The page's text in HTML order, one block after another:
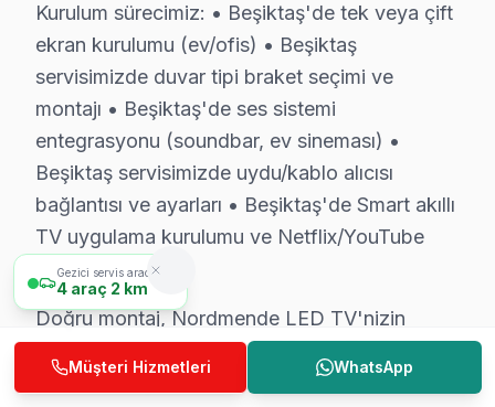
Yazılım Müdahalesi: Smart LED TV platformunda
LED ve Aydınlatma: Backlight şerit tamiri veya
» Beşiktaş ve çevre mahallelere aynı gün servis
Beşiktaş'de Nordmende TV Tamir Maliyetleri
Beşiktaş'de Nordmende televizyon paneli tamiri
Teşhis ücretsiz. Cihazınızı inceledikten sonra arıza
Fiyatlar neye göre değişir: Arıza tipi, ekran boyutu
Ödeme kolaylığı: Kredi kartı, havale ve NFC ödeme
Garanti dahil: Verdiğimiz her fiyata 6 ay işçilik ve 1-2
» Beşiktaş'de aynı gün teşhis, şeffaf fiyat teklifi ve
Kurulum sürecimiz: • Beşiktaş'de tek veya çift
ekran kurulumu (ev/ofis) • Beşiktaş
servisimizde duvar tipi braket seçimi ve
montajı • Beşiktaş'de ses sistemi
entegrasyonu (soundbar, ev sineması) •
Beşiktaş servisimizde uydu/kablo alıcısı
bağlantısı ve ayarları • Beşiktaş'de Smart akıllı
TV uygulama kurulumu ve Netflix/YouTube
yapılandırması
Doğru montaj, Nordmende LED TV'nizin
performansını doğrudan etkiler — Beşiktaş'de
randevu oluşturun.
Gezici servis aracımız
4 araç 2 km
Müşteri Hizmetleri WhatsApp